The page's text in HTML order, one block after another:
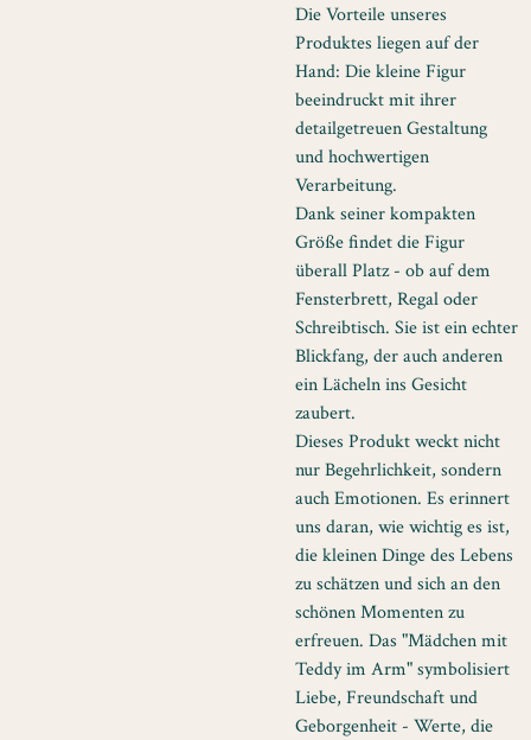
Die Vorteile unseres
Produktes liegen auf der
Hand: Die kleine Figur
beeindruckt mit ihrer
detailgetreuen Gestaltung
und hochwertigen
Verarbeitung.
Dank seiner kompakten
Größe findet die Figur
überall Platz - ob auf dem
Fensterbrett, Regal oder
Schreibtisch. Sie ist ein echter
Blickfang, der auch anderen
ein Lächeln ins Gesicht
zaubert.
Dieses Produkt weckt nicht
nur Begehrlichkeit, sondern
auch Emotionen. Es erinnert
uns daran, wie wichtig es ist,
die kleinen Dinge des Lebens
zu schätzen und sich an den
schönen Momenten zu
erfreuen. Das "Mädchen mit
Teddy im Arm" symbolisiert
Liebe, Freundschaft und
Geborgenheit - Werte, die